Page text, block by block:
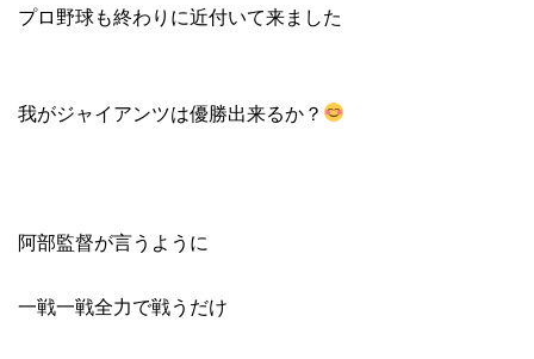
プロ野球も終わりに近付いて来ました
我がジャイアンツは優勝出来るか？
阿部監督が言うように
一戦一戦全力で戦うだけ